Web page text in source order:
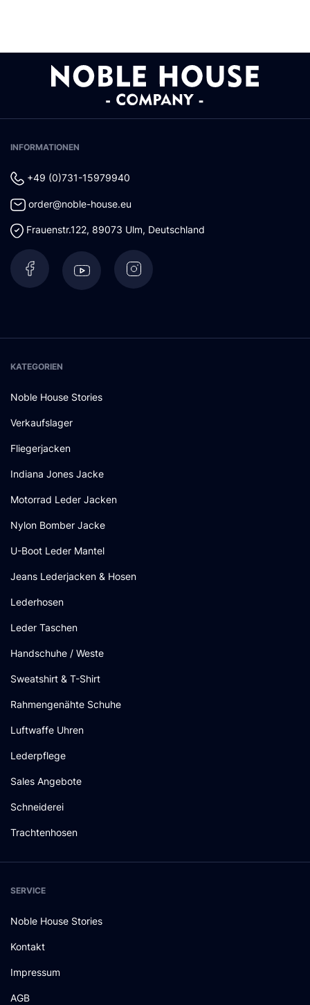
INFORMATIONEN
+49 (0)731-15979940
order@noble-house.eu
Frauenstr.122, 89073 Ulm, Deutschland
KATEGORIEN
Noble House Stories
Verkaufslager
Fliegerjacken
Indiana Jones Jacke
Motorrad Leder Jacken
Nylon Bomber Jacke
U-Boot Leder Mantel
Jeans Lederjacken & Hosen
Lederhosen
Leder Taschen
Handschuhe / Weste
Sweatshirt & T-Shirt
Rahmengenähte Schuhe
Luftwaffe Uhren
Lederpflege
Sales Angebote
Schneiderei
Trachtenhosen
SERVICE
Noble House Stories
Kontakt
Impressum
AGB